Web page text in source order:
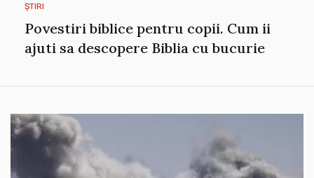
ȘTIRI
Povestiri biblice pentru copii. Cum ii
ajuti sa descopere Biblia cu bucurie